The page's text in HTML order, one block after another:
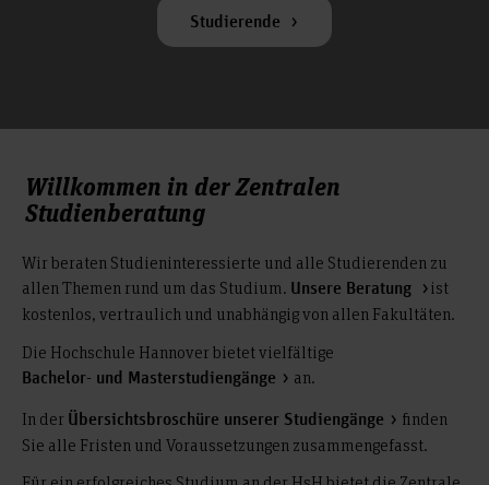
Studierende
Willkommen in der Zentralen
Studienberatung
Wir beraten Studieninteressierte und alle Studierenden zu
allen Themen rund um das Studium. Unsere Beratung
ist
kostenlos, vertraulich und unabhängig von allen Fakultäten.
Die Hochschule Hannover bietet vielfältige
Bachelor- und Masterstudiengänge
an.
In der Übersichtsbroschüre unserer Studiengänge
finden
Sie alle Fristen und Voraussetzungen zusammengefasst.